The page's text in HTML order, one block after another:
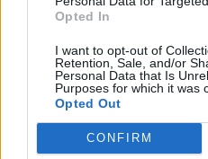
Opted In
I want to opt-out of
Retention, Sale, and/or
Personal Data that Is
Purposes for which it was
Opted Out
CONFIRM
επιτυχίες με την
σχετική ανακοίνωση.